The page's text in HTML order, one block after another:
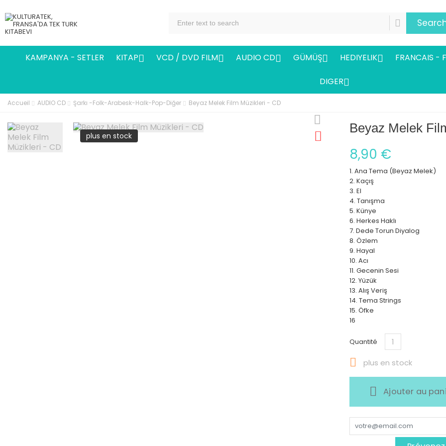
KAMPANYA - SETLER KITAP VCD / DVD FILM AUDIO CD GÜMÜŞ HEDIYELIK FRANCAIS -
DIGER
Accueil AUDIO CD Şarkı -Folk-Arabesk-Halk-Pop-Diğer Beyaz Melek Film Müzikleri - CD
plus en stock
Beyaz Melek
8,90 €
1. Ana Tema (Beyaz Melek)
2. Kaçış
3. El
4. Tanışma
5. Künye
6. Herkes Haklı
7. Dede Torun Diyalog
8. Özlem
9. Hayal
10. Acı
11. Gecenin Sesi
12. Yüzük
13. Alış Veriş
14. Tema Strings
15. Öfke
16
Quantité
 plus en stock
Ajouter au